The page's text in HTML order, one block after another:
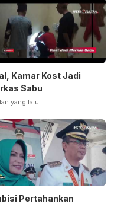
Kamar Kost Jadi
Sabu
yang lalu
Pertahankan